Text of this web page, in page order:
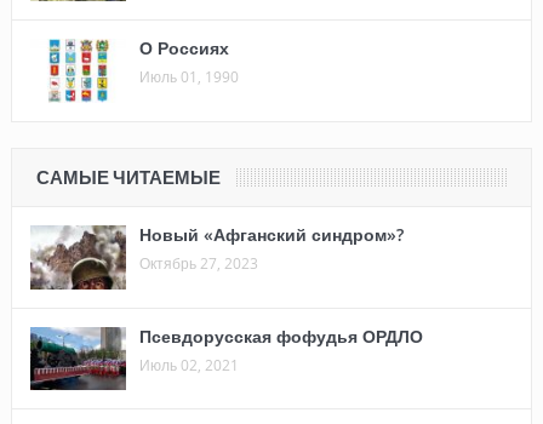
О Россиях
Июль 01, 1990
САМЫЕ ЧИТАЕМЫЕ
Новый «Афганский синдром»?
Октябрь 27, 2023
Псевдорусская фофудья ОРДЛО
Июль 02, 2021